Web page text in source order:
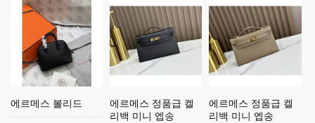
에르메스 볼리드
에르메스 정품급 켈
리백 미니 엡송
에르메스 정품급 켈
리백 미니 엡송